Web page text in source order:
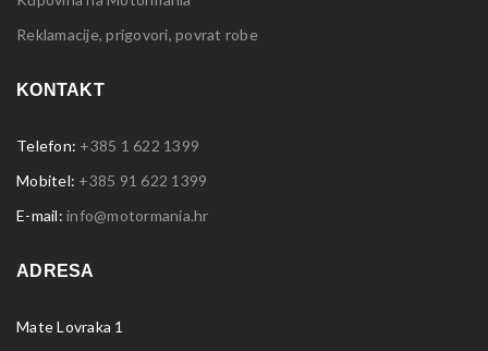
Reklamacije, prigovori, povrat robe
KONTAKT
Telefon: +385 1 622 1399
Mobitel: +385 91 622 1399
E-mail: info@motormania.hr
ADRESA
Mate Lovraka 1